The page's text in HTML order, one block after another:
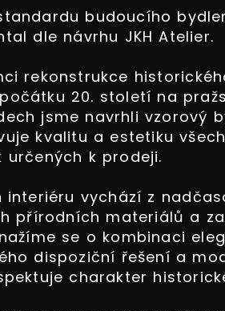
budoucího
dle návrhu JKH Atelier.
rekonstrukce
20. století na
jsme navrhli vzorový
kvalitu a estetiku
určených k prodeji.
interiéru vychází z
přírodních materiálů a
se o kombinaci
dispoziční řešení a
charakter